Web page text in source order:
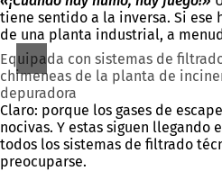
tiene sentido a la inversa. Si ese
de una planta industrial, a
Equipada con sistemas de
chimeneas de la planta de
depuradora
Claro: porque los gases de
nocivas. Y estas siguen llegando
todos los sistemas de filtrado
preocuparse.